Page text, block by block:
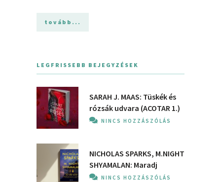
tovább...
LEGFRISSEBB BEJEGYZÉSEK
SARAH J. MAAS: Tüskék és
rózsák udvara (ACOTAR 1.)
NINCS HOZZÁSZÓLÁS
NICHOLAS SPARKS, M.NIGHT
SHYAMALAN: Maradj
NINCS HOZZÁSZÓLÁS